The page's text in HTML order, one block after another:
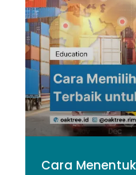
Cara